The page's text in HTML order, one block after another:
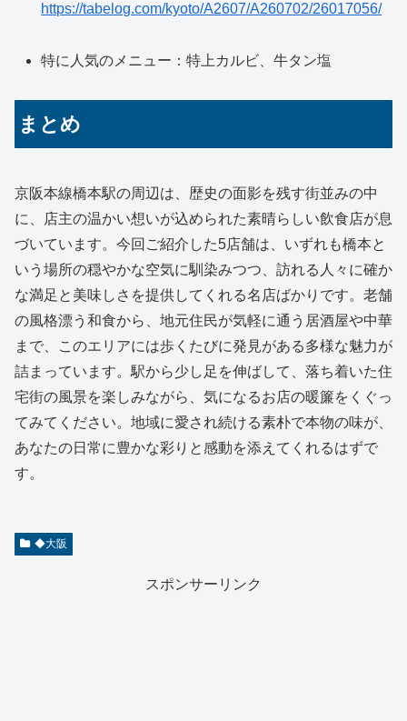
https://tabelog.com/kyoto/A2607/A260702/26017056/
特に人気のメニュー：特上カルビ、牛タン塩
まとめ
京阪本線橋本駅の周辺は、歴史の面影を残す街並みの中
に、店主の温かい想いが込められた素晴らしい飲食店が息
づいています。今回ご紹介した5店舗は、いずれも橋本と
いう場所の穏やかな空気に馴染みつつ、訪れる人々に確か
な満足と美味しさを提供してくれる名店ばかりです。老舗
の風格漂う和食から、地元住民が気軽に通う居酒屋や中華
まで、このエリアには歩くたびに発見がある多様な魅力が
詰まっています。駅から少し足を伸ばして、落ち着いた住
宅街の風景を楽しみながら、気になるお店の暖簾をくぐっ
てみてください。地域に愛され続ける素朴で本物の味が、
あなたの日常に豊かな彩りと感動を添えてくれるはずで
す。
◆大阪
スポンサーリンク